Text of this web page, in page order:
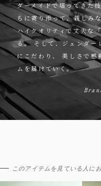
ダーメイドで培ってきた
ちに寄り添って、親しみ
ハイクオリティで丈夫な
る。そして、ジェンダー
にこだわり、
美しさで感
ムを届けていく。
このアイテムを見ている人に